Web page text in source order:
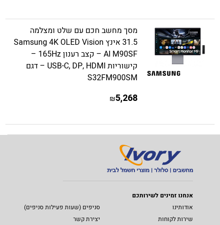
מסך מחשב חכם עם שלט ומצלמה
31.5 אינץ Samsung 4K OLED Vision
AI M90SF – קצב רענון 165Hz –
קישוריות USB-C, DP, HDMI – דגם
S32FM900SM
5,268
₪
אנחנו זמינים לשירותכם
אודותינו
סניפים (שעות פעילות סניפים)
שירות לקוחות
יצירת קשר